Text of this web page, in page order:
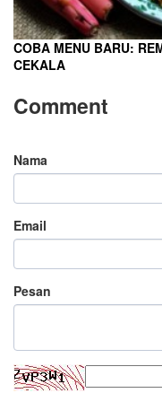
COBA MENU BARU:
CEKALA
Comment
Nama
Email
Pesan